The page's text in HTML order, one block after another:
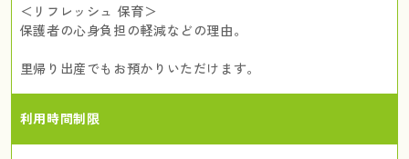
＜リフレッシュ 保育＞
保護者の心身負担の軽減などの理由。
里帰り出産でもお預かりいただけます。
利用時間制限